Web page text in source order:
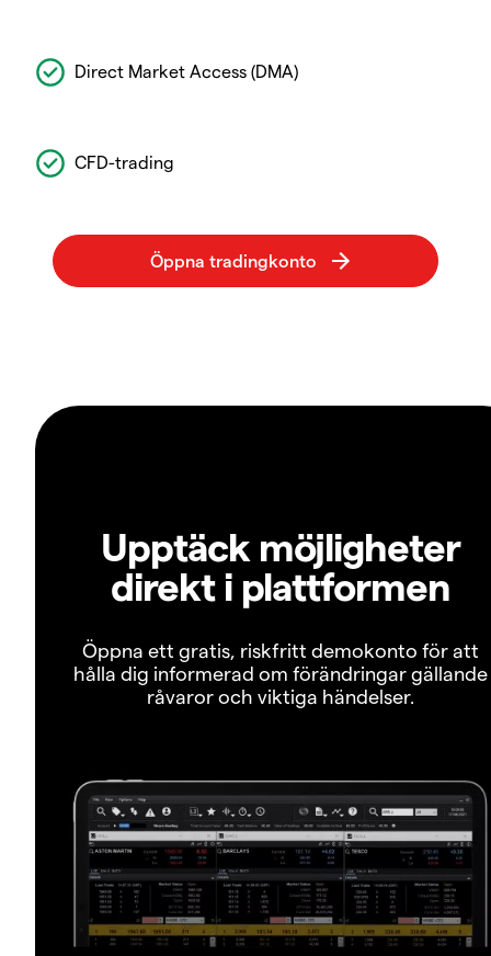
Direct Market Access (DMA)
CFD-trading
Upptäck möjligheter
direkt i plattformen
Öppna ett gratis, riskfritt demokonto för att
hålla dig informerad om förändringar gällande
råvaror och viktiga händelser.